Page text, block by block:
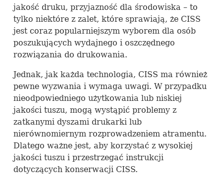
jakość druku, przyjazność dla środowiska – to
tylko niektóre z zalet, które sprawiają, że CISS
jest coraz popularniejszym wyborem dla osób
poszukujących wydajnego i oszczędnego
rozwiązania do drukowania.
Jednak, jak każda technologia, CISS ma również
pewne wyzwania i wymaga uwagi. W przypadku
nieodpowiedniego użytkowania lub niskiej
jakości tuszu, mogą wystąpić problemy z
zatkanymi dyszami drukarki lub
nierównomiernym rozprowadzeniem atramentu.
Dlatego ważne jest, aby korzystać z wysokiej
jakości tuszu i przestrzegać instrukcji
dotyczących konserwacji CISS.